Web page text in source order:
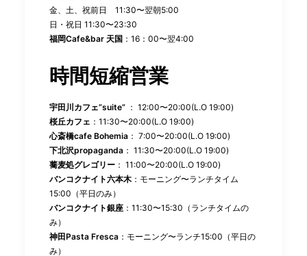
金、土、祝前日 11:30〜翌朝5:00
日・祝日 11:30〜23:30
福岡Cafe&bar 天国 ：16：00〜翌4:00
時間短縮営業
宇田川カフェ”suite” ： 12:00〜20:00(L.O 19:00)
桜丘カフェ ：11:30〜20:00(L.O 19:00)
心斎橋cafe Bohemia ： 7:00〜20:00(L.O 19:00)
下北沢propaganda ： 11:30〜20:00(L.O 19:00)
蕎麦処グレゴリー ： 11:00〜20:00(L.O 19:00)
バンコクナイト六本木 ：モーニング〜ランチタイム
15:00（平日のみ）
バンコクナイト銀座 ：11:30〜15:30（ランチタイムの
み）
神田Pasta Fresca ：モーニング〜ランチ15:00（平日の
み）